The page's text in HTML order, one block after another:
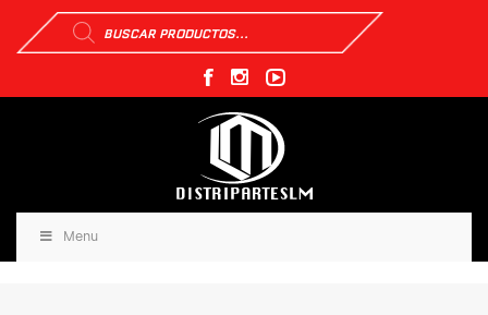
Búsqueda
de
productos
Menu